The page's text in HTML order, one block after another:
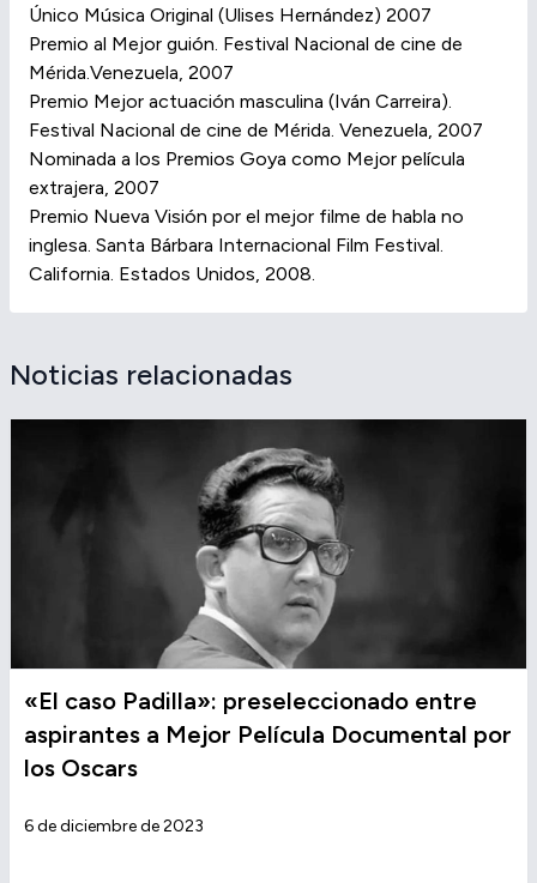
Único Música Original (Ulises Hernández) 2007
Premio al Mejor guión. Festival Nacional de cine de
Mérida.Venezuela, 2007
Premio Mejor actuación masculina (Iván Carreira).
Festival Nacional de cine de Mérida. Venezuela, 2007
Nominada a los Premios Goya como Mejor película
extrajera, 2007
Premio Nueva Visión por el mejor filme de habla no
inglesa. Santa Bárbara Internacional Film Festival.
California. Estados Unidos, 2008.
Noticias relacionadas
«El caso Padilla»: preseleccionado entre
aspirantes a Mejor Película Documental por
los Oscars
6 de diciembre de 2023